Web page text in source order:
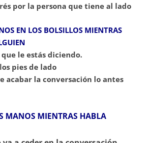
por la persona que tiene al lado
EN LOS BOLSILLOS MIENTRAS
le estás diciendo.
pies de lado
acabar la conversación lo antes
MANOS MIENTRAS HABLA